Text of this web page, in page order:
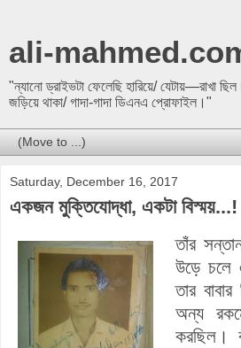
ali-
"ন্যানো ড্রাইভটা ফেলেছি হারিয়ে/ যেটায়—রাখা
জড়িয়ে থাকা/ গাদা-গাদা ডিএনএ প্রোফাইল।"
Saturday, December 16, 2017
একজন মুক্তিযোদ্ধা, একটা বিস্ময়...!
তাঁর
উড়ে চলে
তার
অন্য
করছিল।